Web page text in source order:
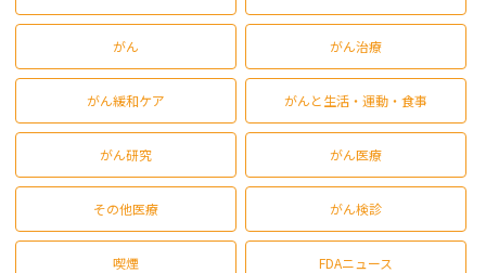
がん がん治療
がん緩和ケア がんと生活・運動・食事
がん研究 がん医療
その他医療 がん検診
喫煙 FDAニュース